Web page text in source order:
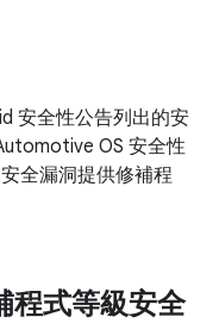
安全性公告列出的安
OS 安全性
全漏洞提供修補程
式等級安全